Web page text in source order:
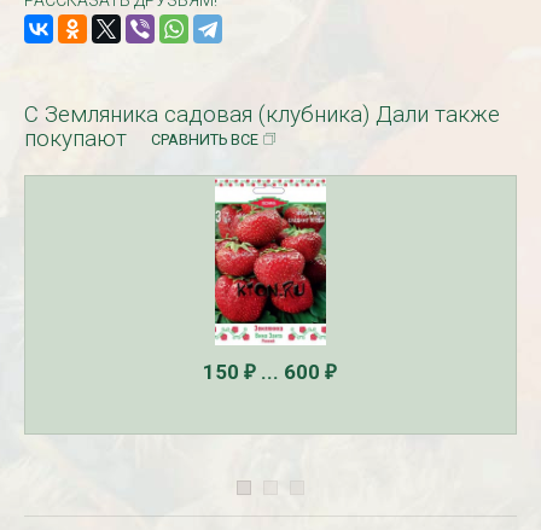
С Земляника садовая (клубника) Дали также
покупают
СРАВНИТЬ ВСЕ
150 ₽... 600 ₽